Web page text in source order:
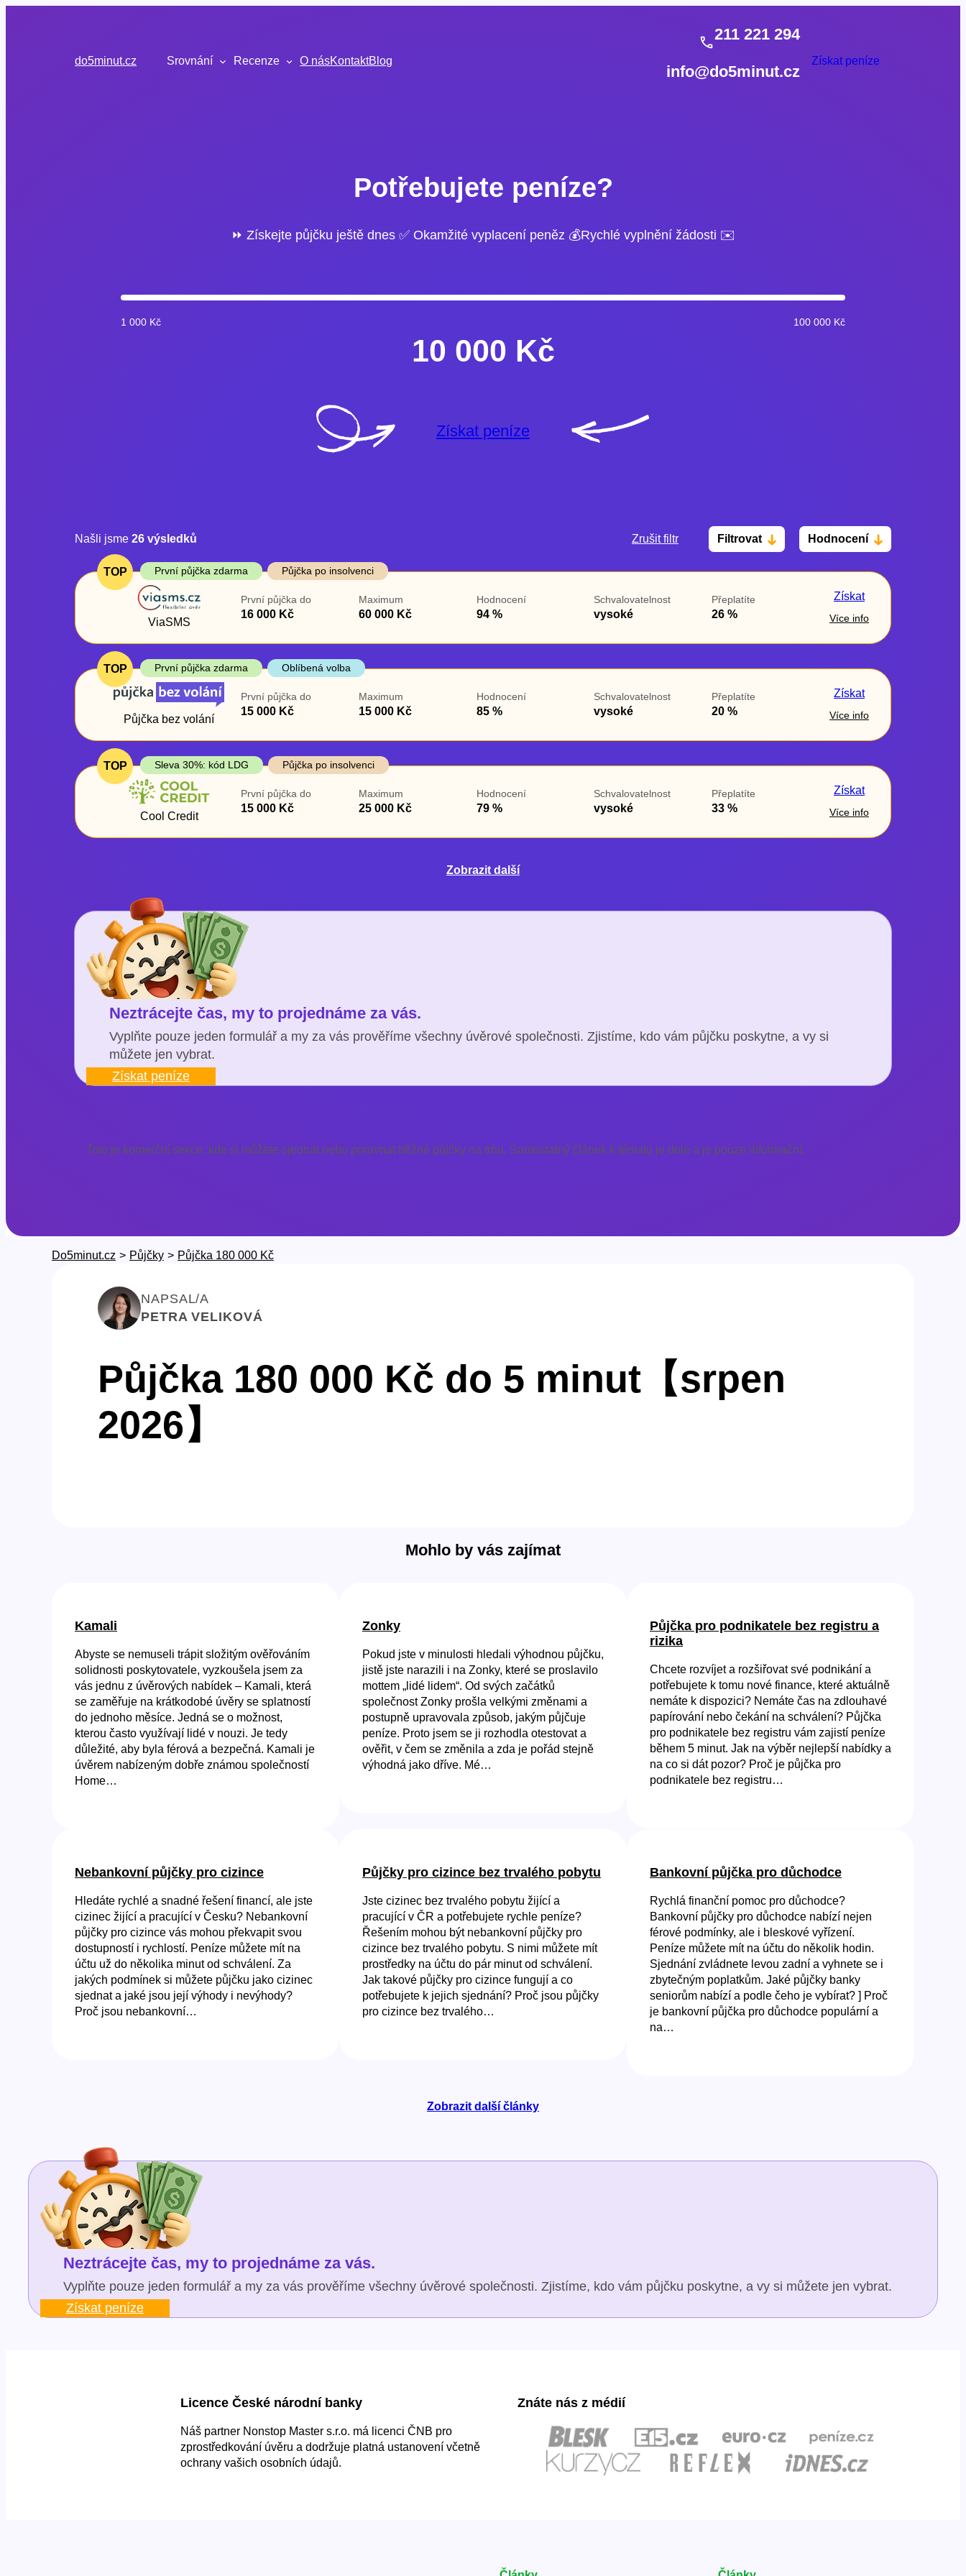
do5minut.cz
Srovnání Recenze O násKontaktBlog
211 221 294
info@do5minut.cz
Získat peníze
Potřebujete peníze?
⏩ Získejte půjčku ještě dnes ✅ Okamžité vyplacení peněz 💰Rychlé vyplnění žádosti ✉️
1 000 Kč 100 000 Kč
10 000 Kč
Získat peníze
Zrušit filtr Filtrovat Hodnocení
Cena
Od
První půjčka zdarma
ano
Našli jsme 26 výsledků
TOP První půjčka zdarma Půjčka po insolvenci
ViaSMS
První půjčka do
16 000 Kč
Maximum
60 000 Kč
Hodnocení
94 %
Schvalovatelnost
vysoké
Přeplatíte
26 %
Získat
Více info
TOP První půjčka zdarma Oblíbená volba
Půjčka bez volání
První půjčka do
15 000 Kč
Maximum
15 000 Kč
Hodnocení
85 %
Schvalovatelnost
vysoké
Přeplatíte
20 %
Získat
Více info
TOP Sleva 30%: kód LDG Půjčka po insolvenci
Cool Credit
První půjčka do
15 000 Kč
Maximum
25 000 Kč
Hodnocení
79 %
Schvalovatelnost
vysoké
Přeplatíte
33 %
Získat
Více info
Zobrazit další
Neztrácejte čas, my to projednáme za vás.
Vyplňte pouze jeden formulář a my za vás prověříme všechny úvěrové společnosti. Zjistíme, kdo vám půjčku poskytne, a vy si
můžete jen vybrat.
Získat peníze
Toto je komerční sekce, kde si můžete sjednat nebo porovnat běžné půjčky na trhu. Samostatný článek k tématu je dole a je pouze informační.
Do5minut.cz > Půjčky > Půjčka 180 000 Kč
NAPSAL/A
PETRA VELIKOVÁ
Půjčka 180 000 Kč do 5 minut【srpen
2026】
Mohlo by vás zajímat
Kamali
Abyste se nemuseli trápit složitým ověřováním
solidnosti poskytovatele, vyzkoušela jsem za
vás jednu z úvěrových nabídek – Kamali, která
se zaměřuje na krátkodobé úvěry se splatností
do jednoho měsíce. Jedná se o možnost,
kterou často využívají lidé v nouzi. Je tedy
důležité, aby byla férová a bezpečná. Kamali je
úvěrem nabízeným dobře známou společností
Home…
Zonky
Pokud jste v minulosti hledali výhodnou půjčku,
jistě jste narazili i na Zonky, které se proslavilo
mottem „lidé lidem“. Od svých začátků
společnost Zonky prošla velkými změnami a
postupně upravovala způsob, jakým půjčuje
peníze. Proto jsem se ji rozhodla otestovat a
ověřit, v čem se změnila a zda je pořád stejně
výhodná jako dříve. Mé…
Půjčka pro podnikatele bez registru a
rizika
Chcete rozvíjet a rozšiřovat své podnikání a
potřebujete k tomu nové finance, které aktuálně
nemáte k dispozici? Nemáte čas na zdlouhavé
papírování nebo čekání na schválení? Půjčka
pro podnikatele bez registru vám zajistí peníze
během 5 minut. Jak na výběr nejlepší nabídky a
na co si dát pozor? Proč je půjčka pro
podnikatele bez registru…
Nebankovní půjčky pro cizince
Hledáte rychlé a snadné řešení financí, ale jste
cizinec žijící a pracující v Česku? Nebankovní
půjčky pro cizince vás mohou překvapit svou
dostupností i rychlostí. Peníze můžete mít na
účtu už do několika minut od schválení. Za
jakých podmínek si můžete půjčku jako cizinec
sjednat a jaké jsou její výhody i nevýhody?
Proč jsou nebankovní…
Půjčky pro cizince bez trvalého pobytu
Jste cizinec bez trvalého pobytu žijící a
pracující v ČR a potřebujete rychle peníze?
Řešením mohou být nebankovní půjčky pro
cizince bez trvalého pobytu. S nimi můžete mít
prostředky na účtu do pár minut od schválení.
Jak takové půjčky pro cizince fungují a co
potřebujete k jejich sjednání? Proč jsou půjčky
pro cizince bez trvalého…
Bankovní půjčka pro důchodce
Rychlá finanční pomoc pro důchodce?
Bankovní půjčky pro důchodce nabízí nejen
férové podmínky, ale i bleskové vyřízení.
Peníze můžete mít na účtu do několik hodin.
Sjednání zvládnete levou zadní a vyhnete se i
zbytečným poplatkům. Jaké půjčky banky
seniorům nabízí a podle čeho je vybírat? ] Proč
je bankovní půjčka pro důchodce populární a
na…
Zobrazit další články
Neztrácejte čas, my to projednáme za vás.
Vyplňte pouze jeden formulář a my za vás prověříme všechny úvěrové společnosti. Zjistíme, kdo vám půjčku poskytne, a vy si můžete jen vybrat.
Získat peníze
Licence České národní banky
Náš partner Nonstop Master s.r.o. má licenci ČNB pro
zprostředkování úvěru a dodržuje platná ustanovení včetně
ochrany vašich osobních údajů.
Znáte nás z médií